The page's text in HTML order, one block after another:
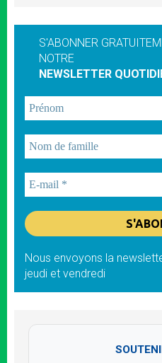
S'ABONNER
NOTRE
NEWSLETTER
Nous envoyons la
jeudi et vendredi